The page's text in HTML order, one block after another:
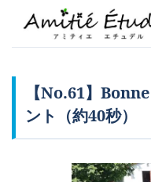
【No.61】
ント（約40秒）